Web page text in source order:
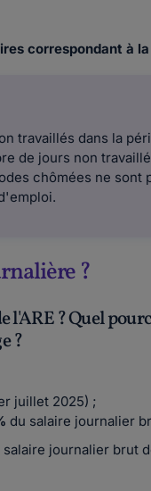
correspondant à
travaillés dans la
de jours non
chômées ne sont
?
? Quel
?
juillet 2025) ;
du salaire journalier
salaire journalier brut